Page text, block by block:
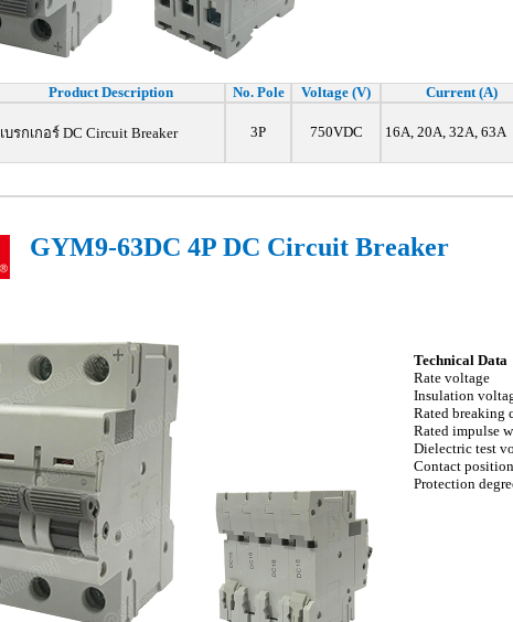
Product Description No. Pole Voltage (V) Current (A)
เบรกเกอร์ DC Circuit Breaker 3P 750VDC 16A, 20A, 32A, 63A
GYM9-63DC 4P DC Circuit Breaker
Technical Data
Rate voltage
Insulation
Rated breaking
Rated impulse
Dielectric test
Contact
Protection